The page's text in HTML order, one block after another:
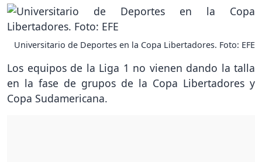
Universitario de Deportes en la Copa Libertadores. Foto: EFE
Los equipos de la Liga 1 no vienen dando la talla
en la fase de grupos de la Copa Libertadores y
Copa Sudamericana.